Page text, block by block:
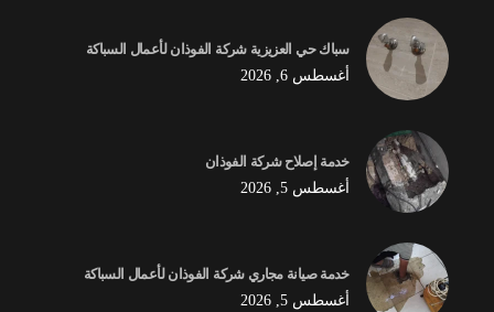
سباك حي العزيزية شركة الفوذان لأعمال السباكة
أغسطس 6, 2026
خدمة إصلاح شركة الفوذان
أغسطس 5, 2026
خدمة صيانة مجاري شركة الفوذان لأعمال السباكة
أغسطس 5, 2026